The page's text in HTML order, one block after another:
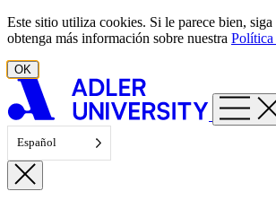
Ir al contenido
Este sitio utiliza cookies. Si le parece bien, siga
obtenga más información sobre nuestra Política
OK
Español